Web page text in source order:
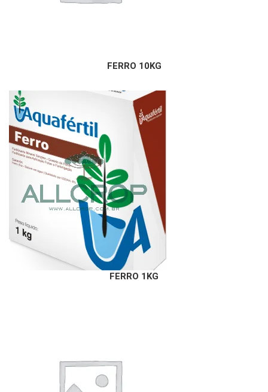
FERRO 10KG
FERRO 1KG